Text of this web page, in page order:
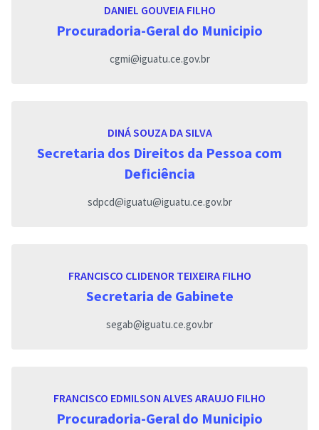
DANIEL GOUVEIA FILHO
Procuradoria-Geral do Municipio
cgmi@iguatu.ce.gov.br
DINÁ SOUZA DA SILVA
Secretaria dos Direitos da Pessoa com
Deficiência
sdpcd@iguatu@iguatu.ce.gov.br
FRANCISCO CLIDENOR TEIXEIRA FILHO
Secretaria de Gabinete
segab@iguatu.ce.gov.br
FRANCISCO EDMILSON ALVES ARAUJO FILHO
Procuradoria-Geral do Municipio